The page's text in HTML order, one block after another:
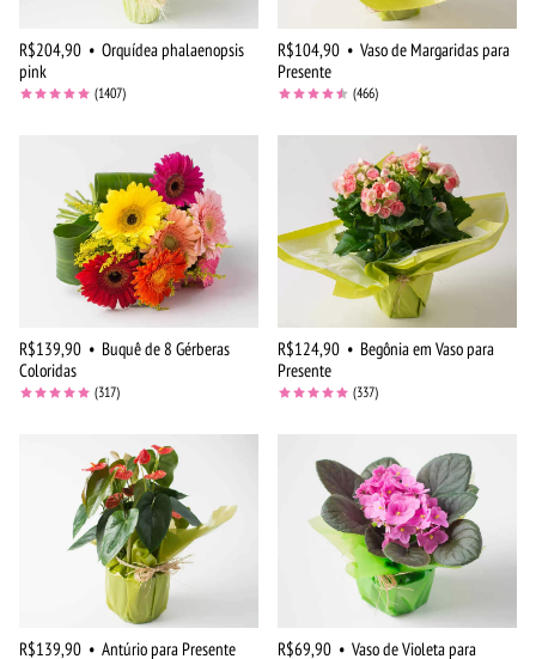
R$204,90 • Orquídea phalaenopsis
pink
(1407)
R$104,90 • Vaso de Margaridas para
Presente
(466)
R$139,90 • Buquê de 8 Gérberas
Coloridas
(317)
R$124,90 • Begônia em Vaso para
Presente
(337)
R$139,90 • Antúrio para Presente R$69,90 • Vaso de Violeta para